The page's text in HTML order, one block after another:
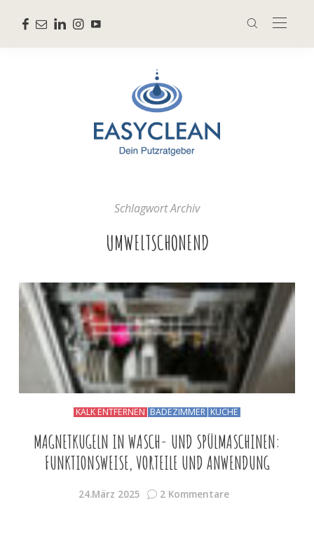
Schlagwort Archiv
UMWELTSCHONEND
KALK ENTFERNEN BADEZIMMER KÜCHE
MAGNETKUGELN IN WASCH- UND SPÜLMASCHINEN:
FUNKTIONSWEISE, VORTEILE UND ANWENDUNG
24.März 2025 2 Kommentare